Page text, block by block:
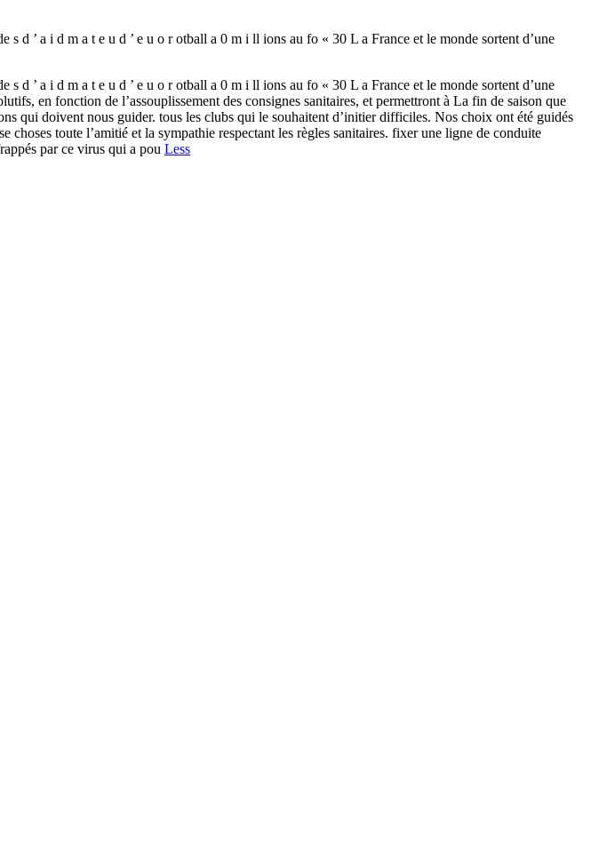
d ’ a i d m a t e u d ’ e u o r otball a 0 m i ll ions au fo « 30 L a France et le monde sortent d’une
d ’ a i d m a t e u d ’ e u o r otball a 0 m i ll ions au fo « 30 L a France et le monde sortent d’une
en fonction de l’assouplissement des consignes sanitaires, et permettront à La fin de saison que
qui doivent nous guider. tous les clubs qui le souhaitent d’initier difficiles. Nos choix ont été guidés
toute l’amitié et la sympathie respectant les règles sanitaires. fixer une ligne de conduite
par ce virus qui a pou Less